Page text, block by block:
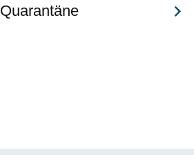
Quarantäne